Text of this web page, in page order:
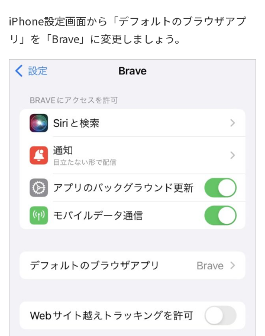
iPhone設定画面から「デフォルトのブラウザアプ
リ」を「Brave」に変更しましょう。